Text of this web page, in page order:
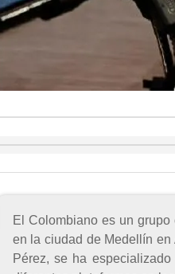
El Colombiano es un
en la ciudad de Medellín
Pérez, se ha